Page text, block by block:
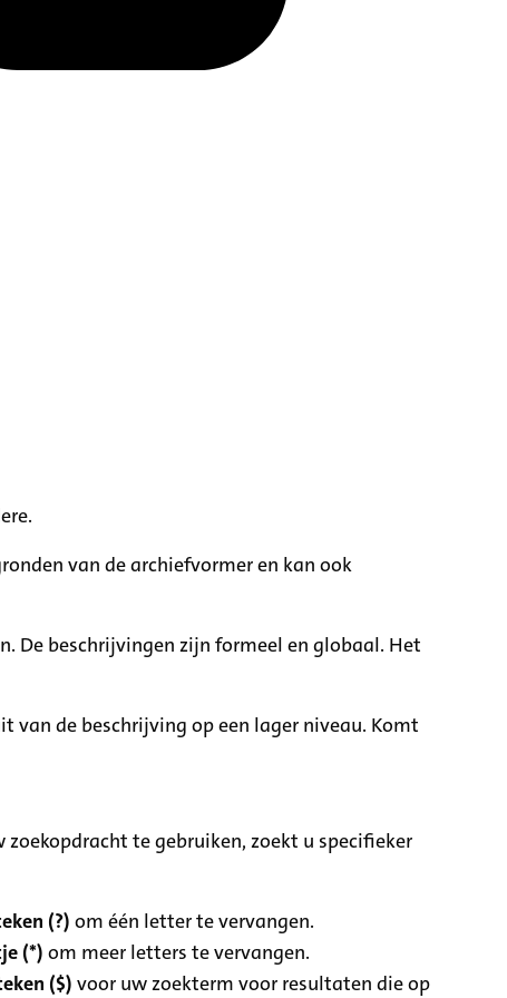
van de archiefvormer en kan ook
De beschrijvingen zijn formeel en globaal. Het
van de beschrijving op een lager niveau. Komt
zoekopdracht te gebruiken, zoekt u specifieker
(?) om één letter te vervangen.
(*) om meer letters te vervangen.
($) voor uw zoekterm voor resultaten die op